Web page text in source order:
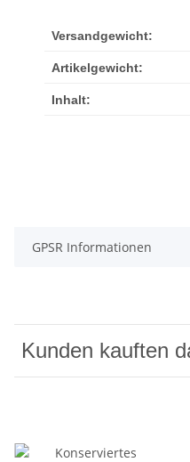
Versandgewicht:
Artikelgewicht:
Inhalt:
GPSR Informationen
Kunden kauften